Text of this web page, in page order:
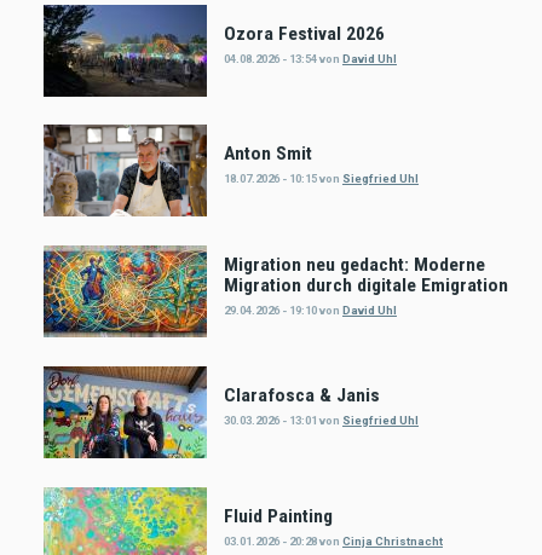
Ozora Festival 2026
04.08.2026 - 13:54von David Uhl
Anton Smit
18.07.2026 - 10:15von Siegfried Uhl
Migration neu gedacht: Moderne
Migration durch digitale Emigration
29.04.2026 - 19:10von David Uhl
Clarafosca & Janis
30.03.2026 - 13:01 von Siegfried Uhl
Fluid Painting
03.01.2026 - 20:28von Cinja Christnacht